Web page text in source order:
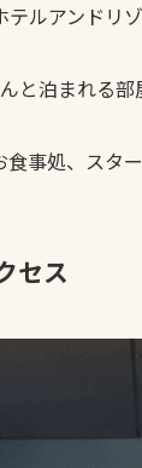
ルアンドリ
と泊まれる
事処、スター
セス